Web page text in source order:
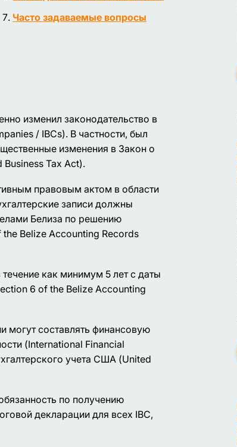
Часто задаваемые вопросы
изменил законодательство в
/ IBCs). В частности, был
изменения в Закон о
Business Tax Act).
правовым актом в области
записи должны
Белиза по решению
Belize Accounting Records
как минимум 5 лет c даты
6 of the Belize Accounting
могут составлять финансовую
(International Financial
учета США (United
по получению
декларации для всех IBC,